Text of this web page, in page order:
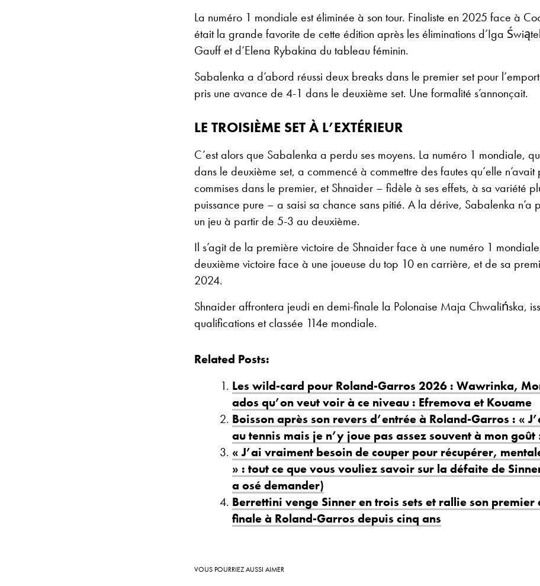
La numéro 1 mondiale est éliminée à son tour. Finaliste en 2025 face à
était la grande favorite de cette édition après les éliminations d’Iga
Gauff et d’Elena Rybakina du tableau féminin.
Sabalenka a d’abord réussi deux breaks dans le premier set pour
pris une avance de 4-1 dans le deuxième set. Une formalité s’annonçait.
LE TROISIÈME SET À L’EXTÉRIEUR
C’est alors que Sabalenka a perdu ses moyens. La numéro 1 mondiale,
dans le deuxième set, a commencé à commettre des fautes qu’elle n’avait
commises dans le premier, et Shnaider – fidèle à ses effets, à sa variété
puissance pure – a saisi sa chance sans pitié. A la dérive, Sabalenka n’a
un jeu à partir de 5-3 au deuxième.
Il s’agit de la première victoire de Shnaider face à une numéro 1
deuxième victoire face à une joueuse du top 10 en carrière, et de sa
2024.
Shnaider affrontera jeudi en demi-finale la Polonaise Maja Chwalińska,
qualifications et classée 114e mondiale.
Related Posts:
Les wild-card pour Roland-Garros 2026 : Wawrinka,
ados qu’on veut voir à ce niveau : Efremova et Kouame
Boisson après son revers d’entrée à Roland-Garros : «
au tennis mais je n’y joue pas assez souvent à mon goût
« J’ai vraiment besoin de couper pour récupérer,
» : tout ce que vous vouliez savoir sur la défaite de
a osé demander)
Berrettini venge Sinner en trois sets et rallie son premier
finale à Roland-Garros depuis cinq ans
VOUS POURRIEZ AUSSI AIMER